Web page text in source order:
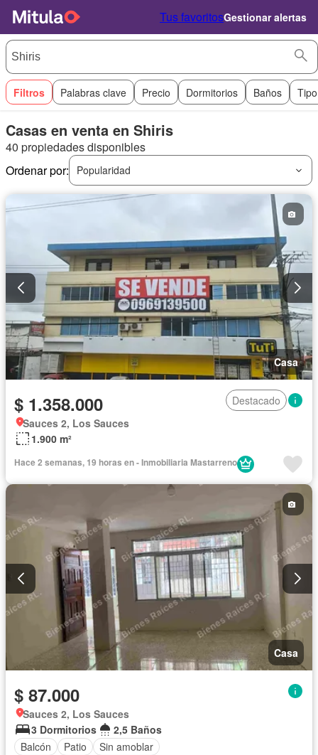
Tus favoritosGestionar alertas
Filtros Palabras clave Precio Dormitorios Baños
Casas en venta en Shiris
40 propiedades disponibles
Ordenar por:
Popularidad
Casa
$ 1.358.000
Destacado
Sauces 2, Los Sauces
1.900 m²
Hace 2 semanas, 19 horas en - Inmobiliaria Mastarreno
Casa
$ 87.000
Sauces 2, Los Sauces
3 Dormitorios
2,5 Baños
Balcón
Patio Sin amoblar